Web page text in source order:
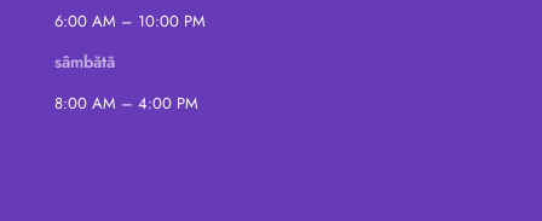
6:00 AM – 10:00 PM
sâmbătă
8:00 AM – 4:00 PM